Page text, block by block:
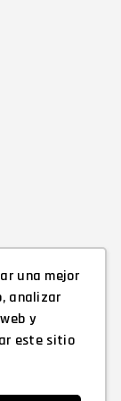
una mejor
analizar
y
este sitio